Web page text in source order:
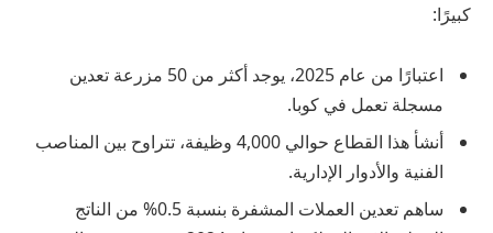
كبيرًا:
اعتبارًا من عام 2025، يوجد أكثر من 50 مزرعة تعدين
مسجلة تعمل في كوبا.
أنشأ هذا القطاع حوالي 4,000 وظيفة، تتراوح بين المناصب
الفنية والأدوار الإدارية.
ساهم تعدين العملات المشفرة بنسبة 0.5% من الناتج